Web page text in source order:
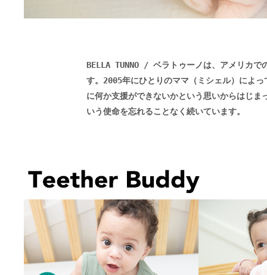
BELLA TUNNO / ベラトゥーノは、アメリカで
す。2005年にひとりのママ（ミシェル）によ
に何か支援ができないかという思いからはじ
いう使命を忘れることなく続いています。